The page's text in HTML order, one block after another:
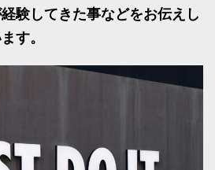
験してきた事などをお伝えし
す。